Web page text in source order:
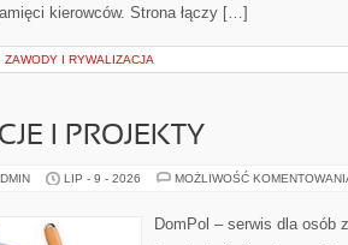
kierowców. Strona łączy […]
ZAWODY I RYWALIZACJA
I PROJEKTY
LIP - 9 - 2026 MOŻLIWOŚĆ
DomPol – serwis dla osób